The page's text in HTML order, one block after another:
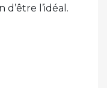
d’être l’idéal.